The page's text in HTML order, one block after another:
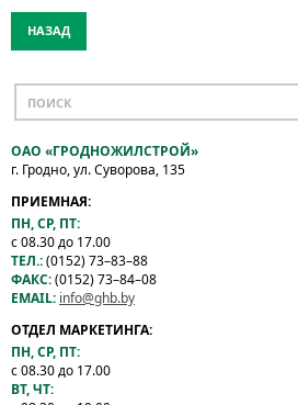
НАЗАД
ОАО «ГРОДНОЖИЛСТРОЙ»
г. Гродно, ул. Суворова, 135
ПРИЕМНАЯ:
ПН, СР, ПТ:
с 08.30 до 17.00
ТЕЛ.:(0152) 73–83–88
ФАКС:(0152) 73–84–08
EMAIL: info@ghb.by
ОТДЕЛ МАРКЕТИНГА:
ПН, СР, ПТ:
с 08.30 до 17.00
ВТ, ЧТ: